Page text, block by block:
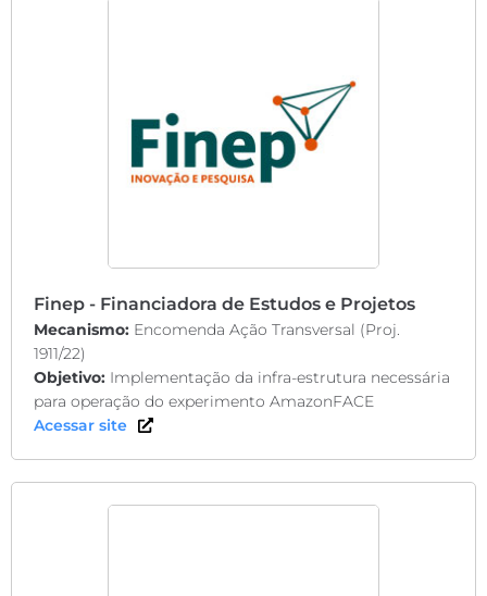
Finep - Financiadora de Estudos e Projetos
Mecanismo: Encomenda Ação Transversal (Proj.
1911/22)
Objetivo: Implementação da infra-estrutura necessária
para operação do experimento AmazonFACE
Acessar site